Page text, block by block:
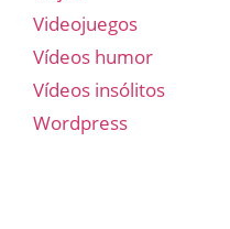
Videojuegos
Vídeos humor
Vídeos insólitos
Wordpress